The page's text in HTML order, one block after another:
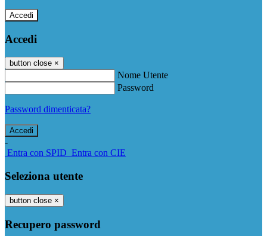
Accedi
Accedi
button close ×
Nome Utente
Password
Password dimenticata?
-
Entra con SPID Entra con CIE
Seleziona utente
button close ×
Recupero password